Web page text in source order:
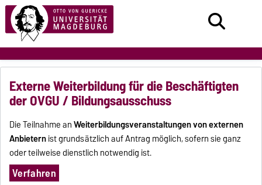
Externe Weiterbildung für die Beschäftigten
der OVGU / Bildungsausschuss
Die Teilnahme anWeiterbildungsveranstaltungen von externen
Anbieternist grundsätzlich auf Antrag möglich, sofern sie ganz
oder teilweise dienstlich notwendig ist.
Verfahren